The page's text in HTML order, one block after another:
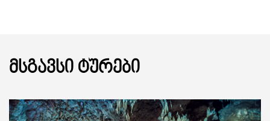
ᲛᲡᲒᲐᲕᲡᲘ ᲢᲣᲠᲔᲑᲘ